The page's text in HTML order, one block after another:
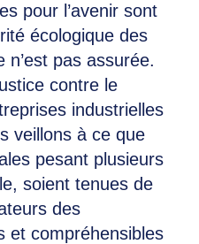
pour l’avenir sont
écologique des
n’est pas assurée.
contre le
industrielles
veillons à ce que
pesant plusieurs
soient tenues de
des
et compréhensibles